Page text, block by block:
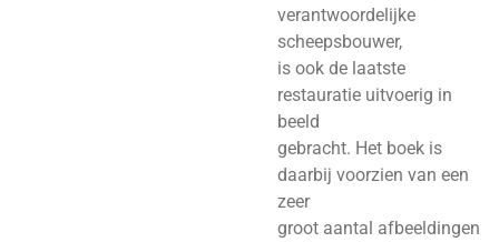
verantwoordelijke
scheepsbouwer,
is ook de laatste
restauratie uitvoerig in
beeld
gebracht. Het boek is
daarbij voorzien van een
zeer
groot aantal afbeeldingen